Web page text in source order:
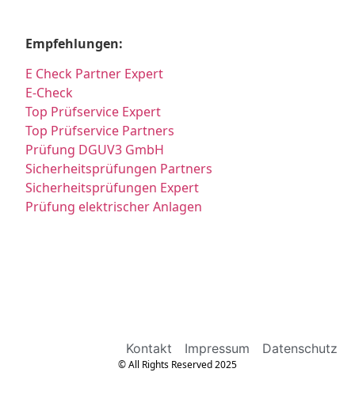
Empfehlungen:
E Check Partner Expert
E-Check
Top Prüfservice Expert
Top Prüfservice Partners
Prüfung DGUV3 GmbH
Sicherheitsprüfungen Partners
Sicherheitsprüfungen Expert
Prüfung elektrischer Anlagen
Kontakt Impressum Datenschutz
© All Rights Reserved 2025